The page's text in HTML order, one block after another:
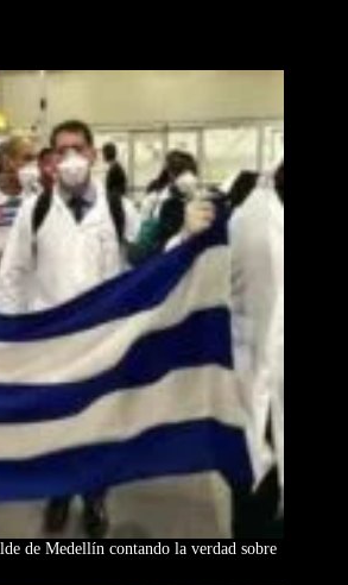
de Medellín contando la verdad sobre